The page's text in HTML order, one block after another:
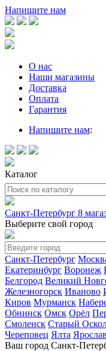
Напишите нам
О нас
Наши магазины
Доставка
Оплата
Гарантия
Напишите нам:
Каталог
Санкт-Петербург 8
Выберите свой город
Санкт-Петербург
Екатеринбург Воронеж
Белгород Великий
Железногорск Иваново
Киров Мурманск
Обнинск Омск Орёл
Смоленск Старый
Череповец Ялта
Ваш город Санкт-